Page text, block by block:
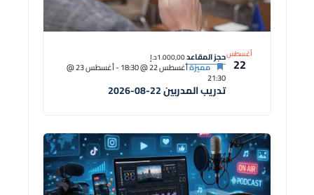
أغسطس
22
تدريب المدربين 22-08-2026
مميزةأغسطس 22 @ 18:30 - أغسطس 23 @
21:30
حجز المقاعد1.000,00د.إ